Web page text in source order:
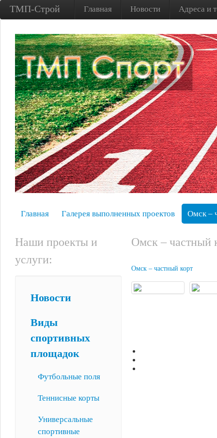
ТМП-Строй Главная Новости Адреса и
Главная Галерея выполненных проектов Омск –
Наши проекты и
услуги:
Новости
Виды
спортивных
площадок
Футбольные поля
Теннисные корты
Универсальные
спортивные
Омск – частный
Омск – частный корт